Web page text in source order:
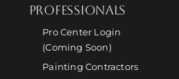
PROFESSIONALS
Pro Center Login
(Coming Soon)
Painting Contractors